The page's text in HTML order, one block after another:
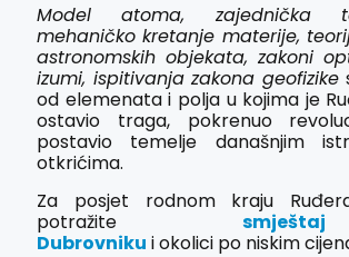
Model atoma, zajednička
mehaničko kretanje materije,
astronomskih objekata, zakoni
izumi, ispitivanja zakona geofizike
od elemenata i polja u kojima je
ostavio traga, pokrenuo
postavio temelje današnjim
otkrićima.
Za posjet rodnom kraju
potražite
Dubrovniku i okolici po niskim